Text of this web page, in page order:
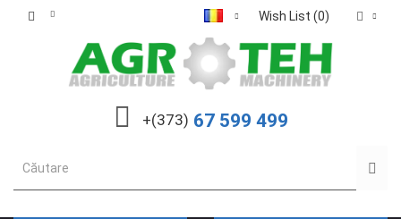
Wish List (0)
+(373) 67 599 499